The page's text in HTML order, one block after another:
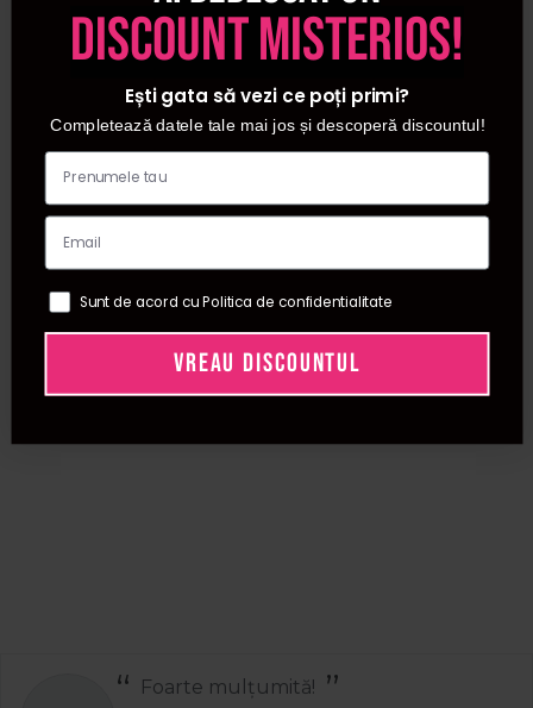
Foarte mulțumită!
discount misterios!
Ești gata să vezi ce poți primi?
Completează datele tale mai jos și descoperă discountul!
Sunt de acord cu Politica de confidentialitate
VREAU DISCOUNTUL